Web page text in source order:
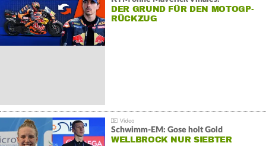
DER GRUND FÜR DEN MOTOGP-
RÜCKZUG
Schwimm-EM: Gose holt Gold
WELLBROCK NUR SIEBTER